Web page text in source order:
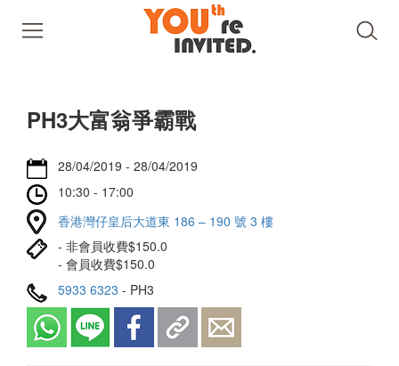
PH3大富翁爭霸戰
28/04/2019 - 28/04/2019
10:30 - 17:00
香港灣仔皇后大道東 186 – 190 號 3 樓
- 非會員收費$150.0
- 會員收費$150.0
5933 6323 - PH3